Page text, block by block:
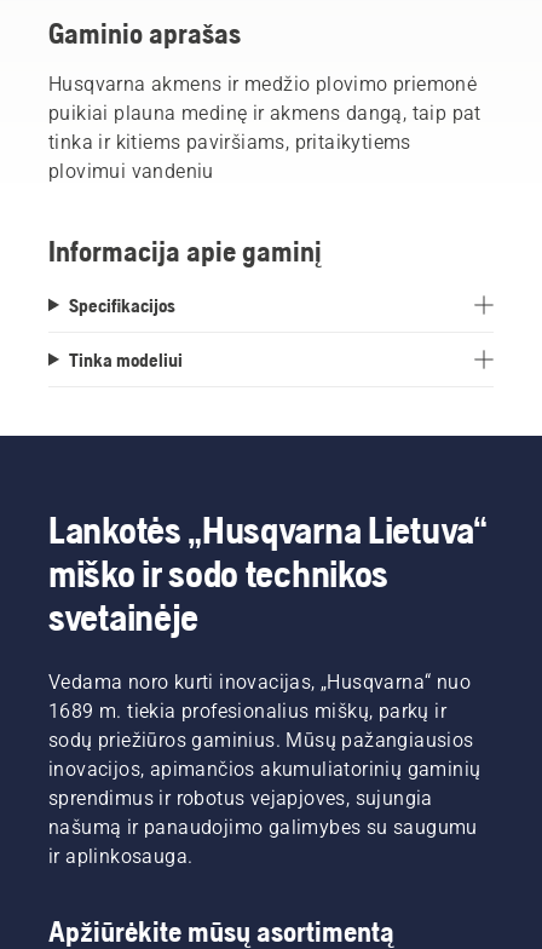
Gaminio aprašas
Husqvarna akmens ir medžio plovimo priemonė
puikiai plauna medinę ir akmens dangą, taip pat
tinka ir kitiems paviršiams, pritaikytiems
plovimui vandeniu
Informacija apie gaminį
Specifikacijos
Tinka modeliui
Lankotės „Husqvarna Lietuva“
miško ir sodo technikos
svetainėje
Vedama noro kurti inovacijas, „Husqvarna“ nuo
1689 m. tiekia profesionalius miškų, parkų ir
sodų priežiūros gaminius. Mūsų pažangiausios
inovacijos, apimančios akumuliatorinių gaminių
sprendimus ir robotus vejapjoves, sujungia
našumą ir panaudojimo galimybes su saugumu
ir aplinkosauga.
Apžiūrėkite mūsų asortimentą